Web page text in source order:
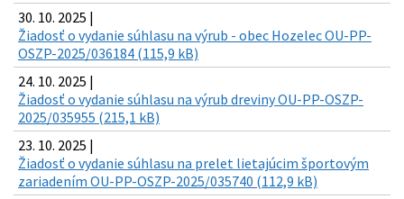
30. 10. 2025 |
Žiadosť o vydanie súhlasu na výrub - obec Hozelec OU-PP-
OSZP-2025/036184 (115,9 kB)
24. 10. 2025 |
Žiadosť o vydanie súhlasu na výrub dreviny OU-PP-OSZP-
2025/035955 (215,1 kB)
23. 10. 2025 |
Žiadosť o vydanie súhlasu na prelet lietajúcim športovým
zariadením OU-PP-OSZP-2025/035740 (112,9 kB)